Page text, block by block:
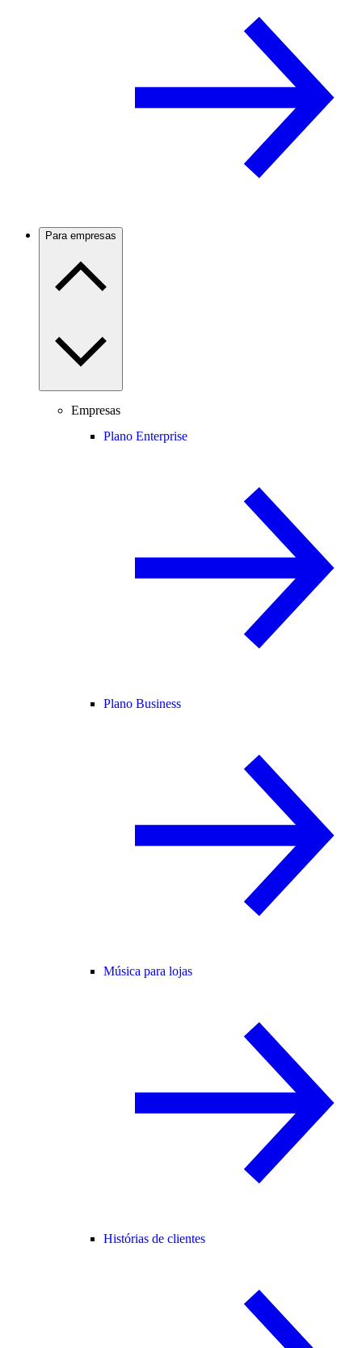
Para empresas
Empresas
Plano Enterprise
Plano Business
Música para lojas
Histórias de clientes